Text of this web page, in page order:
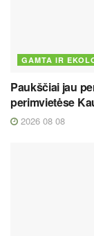
GAMTA IR
Paukščiai jau
perimvietėse
2026 08 08